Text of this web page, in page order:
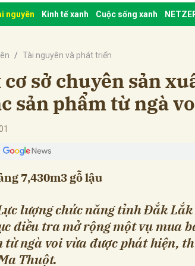
nguyên Kinh tế xanh Cuộc sống xanh
Tài nguyên và phát triển
sở chuyên sản
sản phẩm từ ngà
7,430m3 gỗ lậu
lượng chức năng tỉnh Đắk Lắk
điều tra mở rộng một vụ mua
từ ngà voi vừa được phát hiện,
Thuột.